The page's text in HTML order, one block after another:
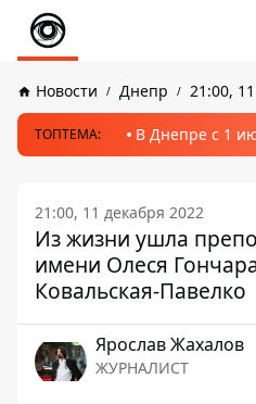
Новости Днепр 21:00,
ТОПТЕМА: В Днепре с 1
21:00, 11 декабря 2022
Из жизни ушла
имени Олеся
Ковальская-Павелко
Ярослав Жахалов
ЖУРНАЛИСТ